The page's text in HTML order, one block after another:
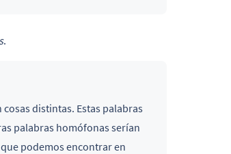
.
distintas. Estas palabras
palabras homófonas serían
podemos encontrar en